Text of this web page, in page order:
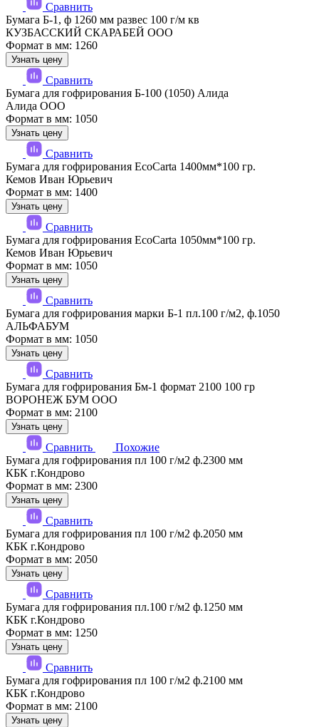
Сравнить
Бумага Б-1, ф 1260 мм развес 100 г/м кв
КУЗБАССКИЙ СКАРАБЕЙ ООО
Формат в мм: 1260
Узнать цену
Сравнить
Бумага для гофрирования Б-100 (1050) Алида
Алида ООО
Формат в мм: 1050
Узнать цену
Сравнить
Бумага для гофрирования EcoCarta 1400мм*100 гр.
Кемов Иван Юрьевич
Формат в мм: 1400
Узнать цену
Сравнить
Бумага для гофрирования EcoCarta 1050мм*100 гр.
Кемов Иван Юрьевич
Формат в мм: 1050
Узнать цену
Сравнить
Бумага для гофрирования марки Б-1 пл.100 г/м2, ф.1050
АЛЬФАБУМ
Формат в мм: 1050
Узнать цену
Сравнить
Бумага для гофрирования Бм-1 формат 2100 100 гр
ВОРОНЕЖ БУМ ООО
Формат в мм: 2100
Узнать цену
Сравнить
Похожие
Бумага для гофрирования пл 100 г/м2 ф.2300 мм
КБК г.Кондрово
Формат в мм: 2300
Узнать цену
Сравнить
Бумага для гофрирования пл 100 г/м2 ф.2050 мм
КБК г.Кондрово
Формат в мм: 2050
Узнать цену
Сравнить
Бумага для гофрирования пл.100 г/м2 ф.1250 мм
КБК г.Кондрово
Формат в мм: 1250
Узнать цену
Сравнить
Бумага для гофрирования пл 100 г/м2 ф.2100 мм
КБК г.Кондрово
Формат в мм: 2100
Узнать цену